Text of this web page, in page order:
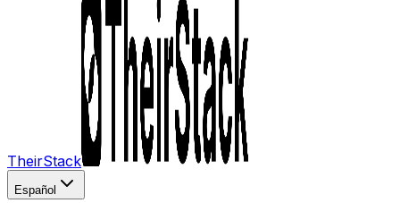
TheirStack
Español